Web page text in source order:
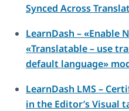
Synced Across
LearnDash – «Enable
«Translatable – use
default language»
LearnDash LMS –
in the Editor’s Visual